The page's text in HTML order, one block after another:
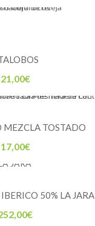
21,00€
MEZCLA TOSTADO
17,00€
50% LA JARA
€